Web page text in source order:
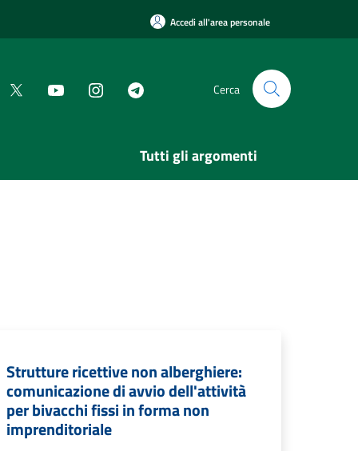
Accedi all'area personale
Cerca
Tutti gli argomenti
Strutture ricettive non alberghiere:
comunicazione di avvio dell'attività
per bivacchi fissi in forma non
imprenditoriale